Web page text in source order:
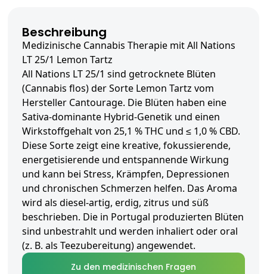
Beschreibung
Medizinische Cannabis Therapie mit All Nations
LT 25/1 Lemon Tartz
All Nations LT 25/1 sind getrocknete Blüten
(Cannabis flos) der Sorte Lemon Tartz vom
Hersteller Cantourage. Die Blüten haben eine
Sativa-dominante Hybrid-Genetik und einen
Wirkstoffgehalt von 25,1 % THC und ≤ 1,0 % CBD.
Diese Sorte zeigt eine kreative, fokussierende,
energetisierende und entspannende Wirkung
und kann bei Stress, Krämpfen, Depressionen
und chronischen Schmerzen helfen. Das Aroma
wird als diesel-artig, erdig, zitrus und süß
beschrieben. Die in Portugal produzierten Blüten
sind unbestrahlt und werden inhaliert oder oral
(z. B. als Teezubereitung) angewendet.
Zu den medizinischen Fragen